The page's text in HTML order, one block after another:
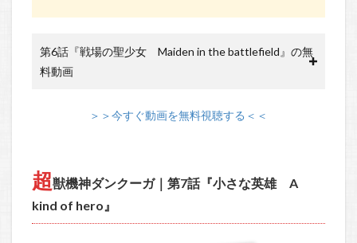
第6話『戦場の聖少女 Maiden in the battlefield』の無
料動画
＞＞今すぐ動画を無料視聴する＜＜
超獣機神ダンクーガ｜第7話『小さな英雄 A
kind of hero』